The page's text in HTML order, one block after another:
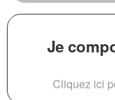
Je
Cliquez ici